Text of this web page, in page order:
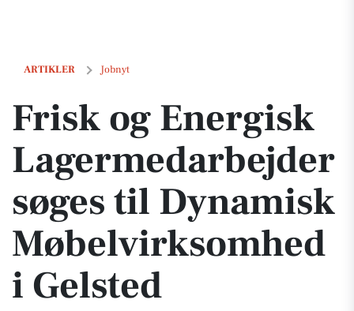
ARTIKLER Jobnyt
Frisk og Energisk Lagermedarbejder søges til Dynamisk
Frisk og Energisk
Lagermedarbejder
søges til Dynamisk
Møbelvirksomhed
i Gelsted